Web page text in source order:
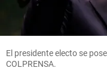
Ecopetrol
El presidente electo se
COLPRENSA.